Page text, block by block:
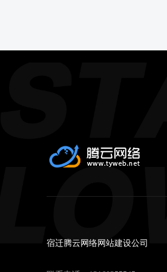
宿迁腾云网络网站建设公司